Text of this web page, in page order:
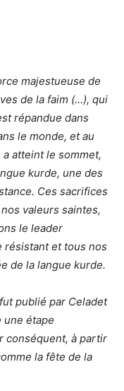
majestueuse de
de la faim (…), qui
répandue dans
le monde, et au
atteint le sommet,
kurde, une des
Ces sacrifices
valeurs saintes,
le leader
résistant et tous nos
de la langue kurde.
publié par Celadet
une étape
conséquent, à partir
la fête de la